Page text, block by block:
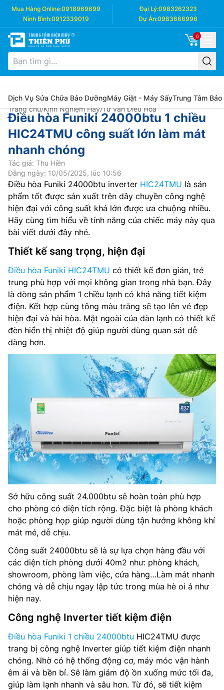
Mua Hàng Online:0918969699 Đại Lý:0983262323
Ninh Bình:0912339019 Dự Án:0983666996
0
Dịch Vụ Sửa Chữa Bảo DưỡngMáy Giặt - Máy SấyTrung Tâm Bảo
Trang chủ/Kinh Nghiệm Hay/Tư vấn Điều Hòa
Điều hòa Funiki 24000btu 1 chiều
HIC24TMU công suất lớn làm mát
nhanh chóng
Tác giả: Thu Hiền
Đăng ngày: 10/05/2025, lúc 10:56
Điều hòa Funiki 24000btu inverter HIC24TMU là sản
phẩm tốt được sản xuất trên dây chuyền công nghệ
hiện đại với công suất khá lớn được ưa chuộng nhiều.
Hãy cùng tìm hiểu về tính năng của chiếc máy này qua
bài viết dưới đây nhé.
Thiết kế sang trọng, hiện đại
Điều hòa Funiki HIC24TMU có thiết kế đơn giản, trẻ
trung phù hợp với mọi không gian trong nhà bạn. Đây
là dòng sản phẩm 1 chiều lạnh có khả năng tiết kiệm
điện. Kết hợp cùng tông màu trắng sẽ tạo lên vẻ đẹp
hiện đại và hài hòa. Mặt ngoài của dàn lạnh có thiết kế
đèn hiển thị nhiệt độ giúp người dùng quan sát dễ
dàng hơn.
Sở hữu công suất 24.000btu sẽ hoàn toàn phù hợp
cho phòng có diện tích rộng. Đặc biệt là phòng khách
hoặc phòng họp giúp người dùng tận hưởng không khí
mát mẻ, dễ chịu.
Công suất 24000btu sẽ là sự lựa chọn hàng đầu với
các diện tích phòng dưới 40m2 như: phòng khách,
showroom, phòng làm việc, cửa hàng…Làm mát nhanh
chóng và dễ chịu ngay lập tức trong mùa hè oi ả như
hiện nay.
Công nghệ Inverter tiết kiệm điện
Điều hòa Funiki 1 chiều 24000btu HIC24TMU được
trang bị công nghệ Inverter giúp tiết kiệm điện nhanh
chóng. Nhờ có hệ thống động cơ, máy móc vận hành
êm ái và bền bỉ. Sẽ làm giảm độ ồn xuống mức tối đa,
giúp làm lạnh nhanh và sâu hơn. Từ đó, sẽ tiết kiệm